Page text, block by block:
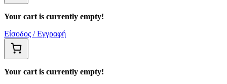
Your cart is currently empty!
Είσοδος / Εγγραφή
Your cart is currently empty!